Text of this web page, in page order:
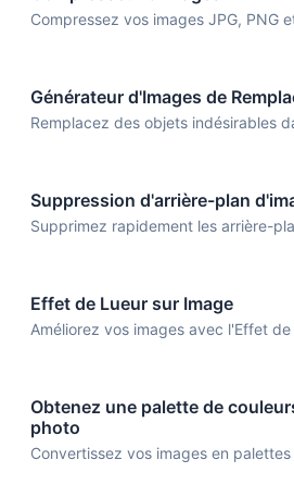
Compressez vos images JPG, PNG
Générateur d'Images de
Remplacez des objets indésirables
Suppression d'arrière-plan
Supprimez rapidement les arrière-
Effet de Lueur sur Image
Améliorez vos images avec l'Effet de
Obtenez une palette de
photo
Convertissez vos images en palettes